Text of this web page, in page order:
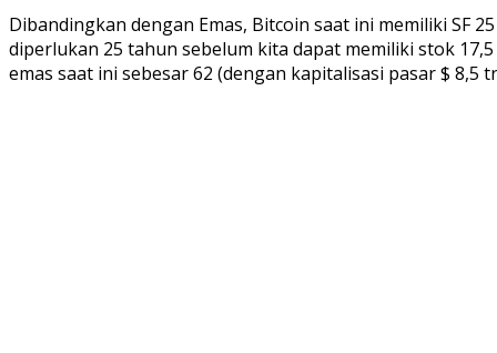
Dibandingkan dengan Emas, Bitcoin saat ini memiliki SF
diperlukan 25 tahun sebelum kita dapat memiliki stok
emas saat ini sebesar 62 (dengan kapitalisasi pasar $ 8,5